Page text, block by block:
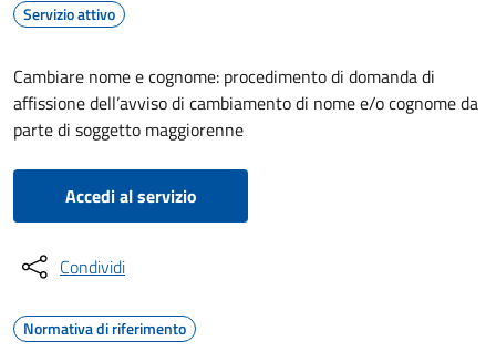
Servizio attivo
Cambiare nome e cognome: procedimento di domanda di
affissione dell’avviso di cambiamento di nome e/o cognome da
parte di soggetto maggiorenne
Accedi al servizio
Condividi
Normativa di riferimento